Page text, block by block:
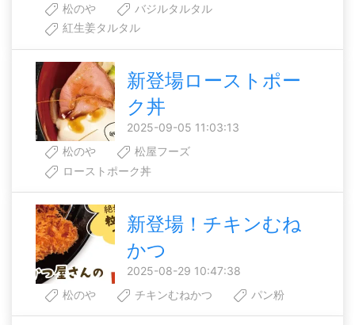
松のや
バジルタルタル
紅生姜タルタル
新登場ローストポー
ク丼
2025-09-05 11:03:13
松のや
松屋フーズ
ローストポーク丼
新登場！チキンむね
かつ
2025-08-29 10:47:38
松のや
チキンむねかつ パン粉